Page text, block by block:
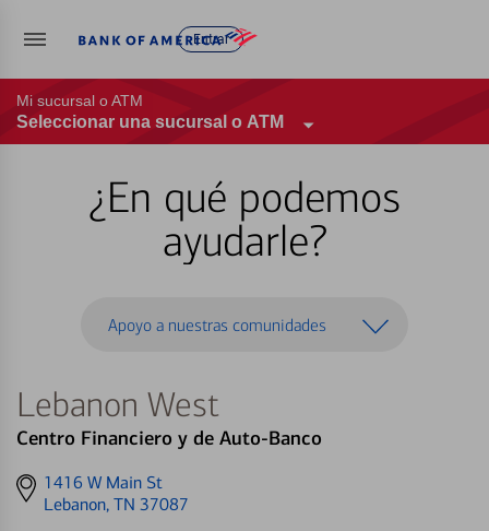
Entrar
Mi sucursal o ATM
Seleccionar una sucursal o ATM
¿En qué podemos
ayudarle?
Apoyo a nuestras comunidades
Lebanon West
Centro Financiero y de Auto-Banco
Get
directions
1416 W Main St
Lebanon, TN 37087